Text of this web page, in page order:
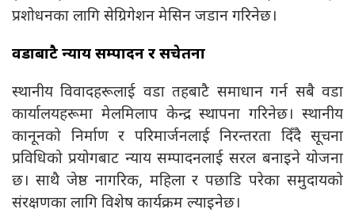
प्रशोधनका लागि सेग्रिगेशन मेसिन जडान गरिनेछ।
वडाबाटै न्याय सम्पादन र सचेतना
स्थानीय विवादहरूलाई वडा तहबाटै समाधान गर्न सबै वडा
कार्यालयहरूमा मेलमिलाप केन्द्र स्थापना गरिनेछ। स्थानीय
कानूनको निर्माण र परिमार्जनलाई निरन्तरता दिँदै सूचना
प्रविधिको प्रयोगबाट न्याय सम्पादनलाई सरल बनाइने योजना
छ। साथै जेष्ठ नागरिक, महिला र पछाडि परेका समुदायको
संरक्षणका लागि विशेष कार्यक्रम ल्याइनेछ।